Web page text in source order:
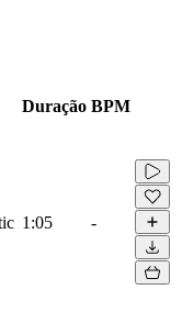
Duração BPM
1:05 -